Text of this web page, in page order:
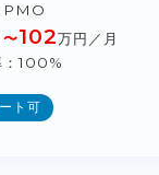
PMO
〜102万円／月
100%
ト可